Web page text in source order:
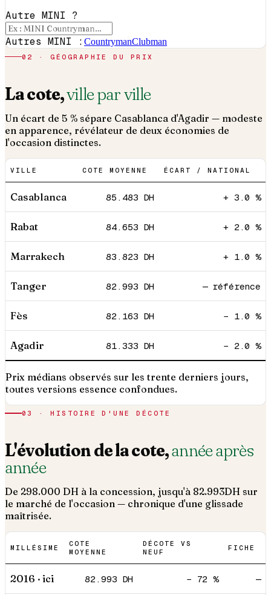
Autre MINI ?
Autres MINI : CountrymanClubman
02 · GÉOGRAPHIE DU PRIX
La cote,ville par ville
Un écart de 5 % sépare Casablanca d'Agadir — modeste
en apparence, révélateur de deux économies de
l'occasion distinctes.
VILLE COTE MOYENNE ÉCART / NATIONAL
Casablanca 85.483 DH + 3.0 %
Rabat 84.653 DH + 2.0 %
Marrakech 83.823 DH + 1.0 %
Tanger 82.993 DH — référence
Fès 82.163 DH − 1.0 %
Agadir 81.333 DH − 2.0 %
Prix médians observés sur les trente derniers jours,
toutes versions essence confondues.
03 · HISTOIRE D'UNE DÉCOTE
L'évolution de la cote,année après
année
De 298.000 DH à la concession, jusqu'à 82.993DH sur
le marché de l'occasion — chronique d'une glissade
maîtrisée.
MILLÉSIME
COTE
MOYENNE
DÉCOTE VS
NEUF
FICHE
2016 · ici 82.993 DH − 72 % —